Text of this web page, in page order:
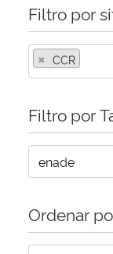
Secretaria-Geral
Secretaria de Governo
Gabinete de Segurança
Banco Central do Brasil
Filtro por
× CCR
Filtro por
Ordenar